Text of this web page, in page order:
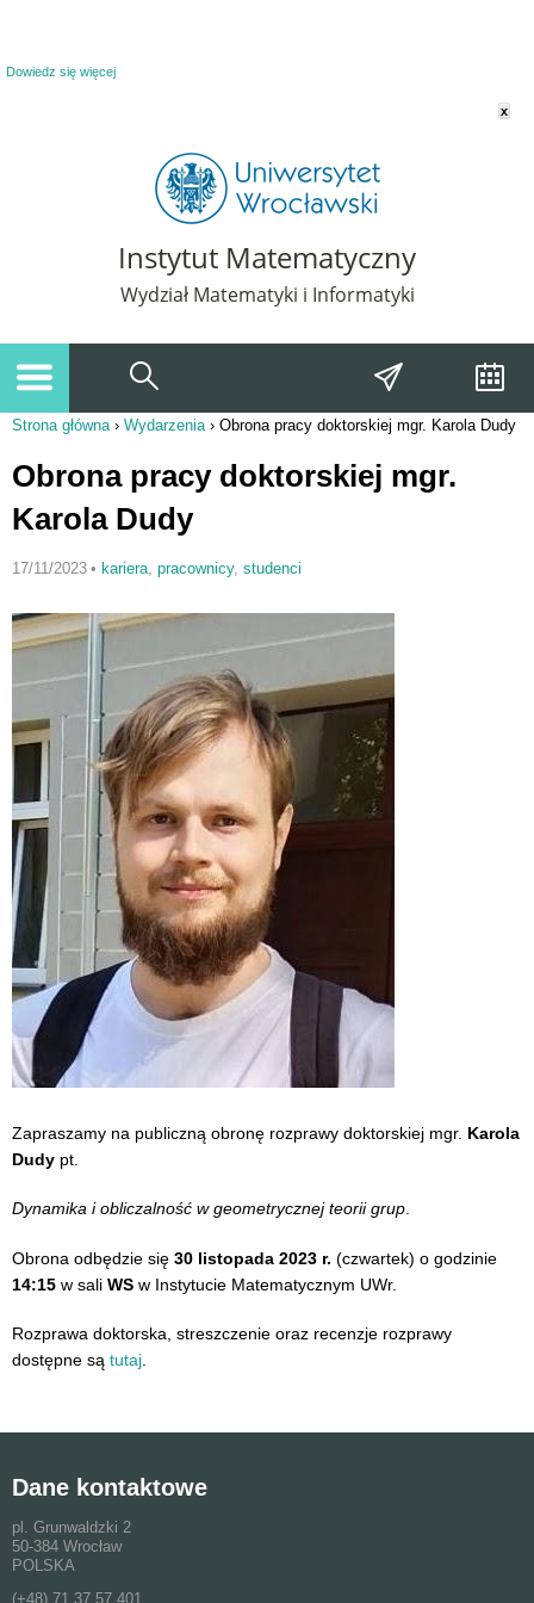
Dowiedz się więcej
x
Instytut Matematyczny
Wydział Matematyki i Informatyki
Strona główna› Wydarzenia› Obrona pracy doktorskiej mgr. Karola Dudy
Obrona pracy doktorskiej mgr.
Karola Dudy
17/11/2023 • kariera, pracownicy, studenci
Zapraszamy na publiczną obronę rozprawy doktorskiej mgr. Karola
Dudy pt.
Dynamika i obliczalność w geometrycznej teorii grup
Obrona odbędzie się 30 listopada 2023 r. (czwartek) o godzinie
14:15 w sali WS w Instytucie Matematycznym UWr.
Rozprawa doktorska, streszczenie oraz recenzje rozprawy
dostępne są tutaj.
Dane kontaktowe
pl. Grunwaldzki 2
50-384 Wrocław
POLSKA
(+48) 71 37 57 401